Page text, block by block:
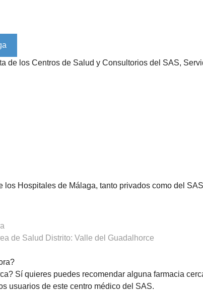
de los Centros de Salud y Consultorios del SAS,
los Hospitales de Málaga, tanto privados como del
de Salud Distrito: Valle del Guadalhorce
Sí quieres puedes recomendar alguna farmacia
usuarios de este centro médico del SAS.